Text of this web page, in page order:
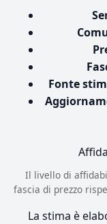
Fonte
Il livello di
fascia di prezzo
La stima è